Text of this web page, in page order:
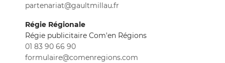
partenariat@gaultmillau.fr
Régie Régionale
Régie publicitaire Com'en Régions
01 83 90 66 90
formulaire@comenregions.com